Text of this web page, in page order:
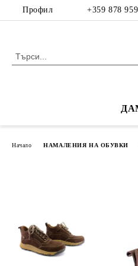
Профил +359 878
Начало НАМАЛЕНИЯ НА ОБУВКИ